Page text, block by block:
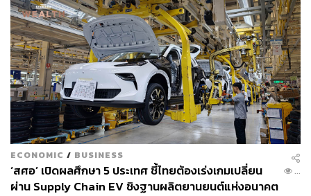
ข่าวที่เกี่ยวข้อง:
เปิด (ร่าง) แผน PDP ปรับเพิ่มสัดส่วนพลังงานหมุนเวียน
เป็น 51% บรรจุโรงไฟฟ้านิวเคลียร์ SMR สำคัญอย่างไร
ทำไมคนไทยต้องรู้?
ลุ้นไฮสปีดเชื่อม 3 สนามบิน ไปต่อหรือพอแค่นี้
เปิดบันทึก FDI ย้อนหลัง 10 ปี ‘ไทย’ อยู่ตรงไหน เมื่อเทีย
บกับเพื่อนบ้านอาเซียน
เกิดอะไรขึ้นกับอุตสาหกรรมไทย? FDI อินโดฯ-เวียดนา
มพุ่ง สวนทาง ‘ไทย’ หากเดินช้าเสี่ยงหลุดสถานะผู้นำเศ
รษฐกิจอาเซียน
ECONOMIC / BUSINESS
‘สศอ’ เปิดผลศึกษา 5 ประเทศ ชี้ไทยต้องเร่งเกมเปลี่ยน
ผ่าน Supply Chain EV ชิงฐานผลิตยานยนต์แห่งอนาคต
...